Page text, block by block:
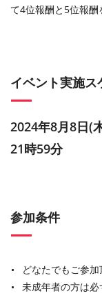
て4位報酬と5位報酬
イベント実施ス
2024年8月8日(
21時59分
参加条件
どなたでもご参
未成年者の方は必